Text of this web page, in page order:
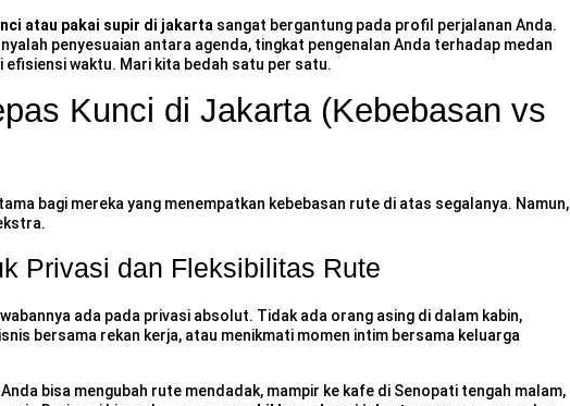
atau pakai supir di jakarta sangat bergantung pada profil perjalanan Anda.
penyesuaian antara agenda, tingkat pengenalan Anda terhadap medan
waktu. Mari kita bedah satu per satu.
Kunci di Jakarta (Kebebasan vs
bagi mereka yang menempatkan kebebasan rute di atas segalanya. Namun,
Privasi dan Fleksibilitas Rute
ada pada privasi absolut. Tidak ada orang asing di dalam kabin,
bersama rekan kerja, atau menikmati momen intim bersama keluarga
bisa mengubah rute mendadak, mampir ke kafe di Senopati tengah malam,